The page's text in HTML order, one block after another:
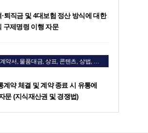
퇴직금 및 4대보험 정산 방식에 대한
구제명령 이행 자문
기업자문, 계약서, 물품대금, 상표, 콘텐츠, 상법, 회사법, 공정거래
계약 체결 및 계약 종료 시 유통에
문 (지식재산권 및 경쟁법)